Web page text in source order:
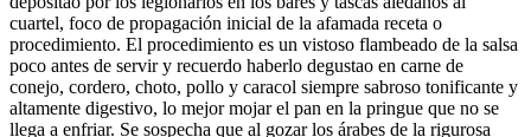
cuartel, foco de propagación inicial de la afamada receta o
procedimiento. El procedimiento es un vistoso flambeado de la salsa
poco antes de servir y recuerdo haberlo degustao en carne de
conejo, cordero, choto, pollo y caracol siempre sabroso tonificante y
altamente digestivo, lo mejor mojar el pan en la pringue que no se
llega a enfriar. Se sospecha que al gozar los árabes de la rigurosa